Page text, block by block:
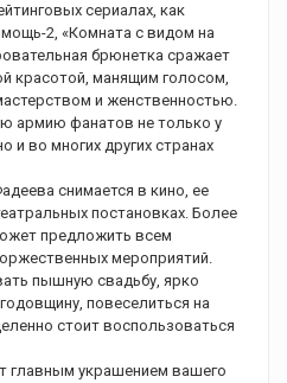
сериалах, как
2, «Комната с видом на
брюнетка сражает
красотой, манящим голосом,
и женственностью.
армию фанатов не только у
и во многих других странах
снимается в кино, ее
постановках. Более
предложить всем
мероприятий.
пышную свадьбу, ярко
повеселиться на
стоит воспользоваться
главным украшением вашего